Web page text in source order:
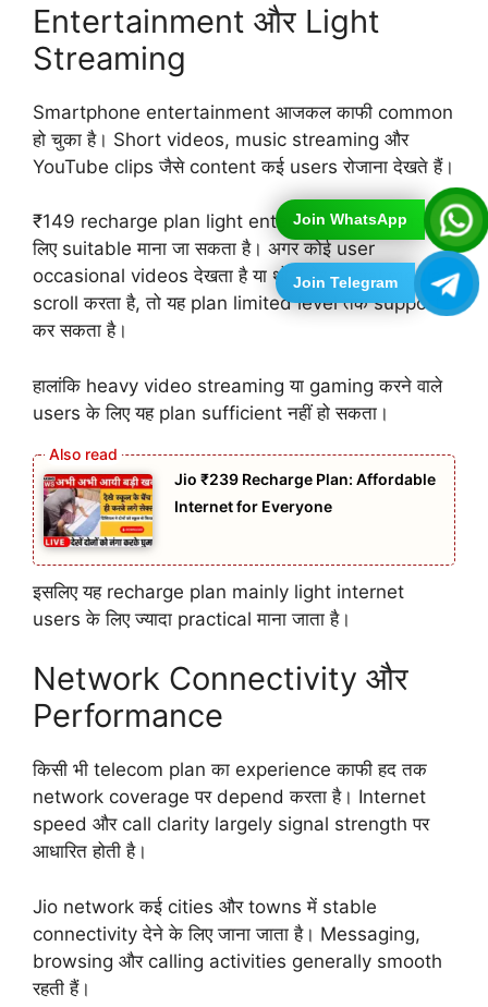
Join WhatsApp
Join Telegram
Entertainment और Light
Streaming
Smartphone entertainment आजकल काफी common
हो चुका है। Short videos, music streaming और
YouTube clips जैसे content कई users रोजाना देखते हैं।
₹149 recharge plan light entertainment users के
लिए suitable माना जा सकता है। अगर कोई user
occasional videos देखता है या थोड़ी देर social media
scroll करता है, तो यह plan limited level तक support
कर सकता है।
हालांकि heavy video streaming या gaming करने वाले
users के लिए यह plan sufficient नहीं हो सकता।
Jio ₹239 Recharge Plan: Affordable
Internet for Everyone
इसलिए यह recharge plan mainly light internet
users के लिए ज्यादा practical माना जाता है।
Network Connectivity और
Performance
किसी भी telecom plan का experience काफी हद तक
network coverage पर depend करता है। Internet
speed और call clarity largely signal strength पर
आधारित होती है।
Jio network कई cities और towns में stable
connectivity देने के लिए जाना जाता है। Messaging,
browsing और calling activities generally smooth
रहती हैं।